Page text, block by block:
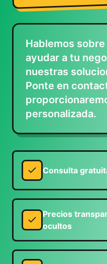
Hablemos
ayudar a tu
nuestras
Ponte en
personalizada.
Consulta
Precios
ocultos